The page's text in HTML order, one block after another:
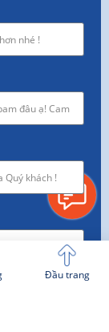
Đầu trang